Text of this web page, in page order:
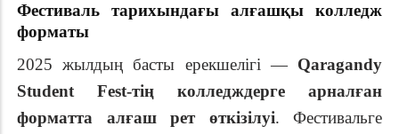
Фестиваль тарихындағы алғашқы колледж
форматы
2025 жылдың басты ерекшелігі — Qaragandy
Student Fest-тің колледждерге арналған
форматта алғаш рет өткізілуі. Фестивальге